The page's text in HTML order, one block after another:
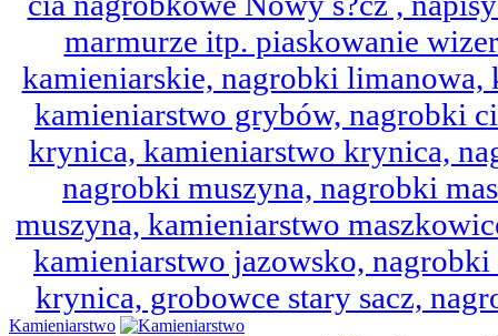
marmurze itp. piaskowanie
kamieniarskie, nagrobki
kamieniarstwo grybów, nagrobki
krynica, kamieniarstwo krynica,
nagrobki muszyna, nagrobki
muszyna, kamieniarstwo
kamieniarstwo jazowsko,
krynica, grobowce stary sacz,
Kamieniarstwo